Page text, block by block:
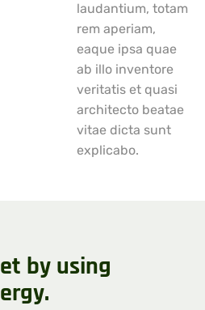
laudantium, totam
rem aperiam,
eaque ipsa quae
ab illo inventore
veritatis et quasi
architecto beatae
vitae dicta sunt
explicabo.
et by using
ergy.